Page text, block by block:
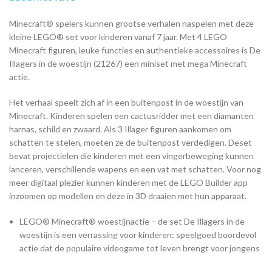
Minecraft® spelers kunnen grootse verhalen naspelen met deze
kleine LEGO® set voor kinderen vanaf 7 jaar. Met 4 LEGO
Minecraft figuren, leuke functies en authentieke accessoires is De
Illagers in de woestijn (21267) een miniset met mega Minecraft
actie.
Het verhaal speelt zich af in een buitenpost in de woestijn van
Minecraft. Kinderen spelen een cactusridder met een diamanten
harnas, schild en zwaard. Als 3 Illager figuren aankomen om
schatten te stelen, moeten ze de buitenpost verdedigen. Deset
bevat projectielen die kinderen met een vingerbeweging kunnen
lanceren, verschillende wapens en een vat met schatten. Voor nog
meer digitaal plezier kunnen kinderen met de LEGO Builder app
inzoomen op modellen en deze in 3D draaien met hun apparaat.
LEGO® Minecraft® woestijnactie – de set De Illagers in de
woestijn is een verrassing voor kinderen: speelgoed boordevol
actie dat de populaire videogame tot leven brengt voor jongens